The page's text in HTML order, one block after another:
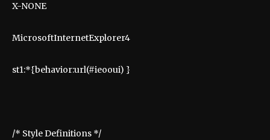
X-NONE
MicrosoftInternetExplorer4
st1:*{behavior:url(#ieooui) }
/* Style Definitions */